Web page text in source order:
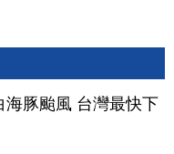
海豚颱風 台灣最快下